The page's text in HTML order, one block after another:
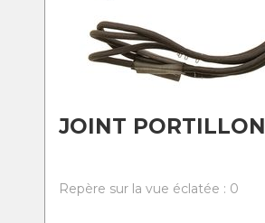
JOINT PORTILLON
Repère sur la vue éclatée : 0